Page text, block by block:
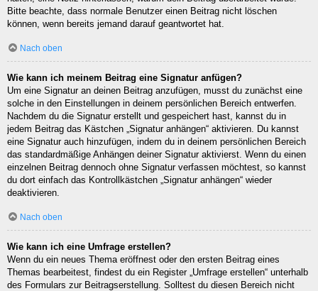
Bitte beachte, dass normale Benutzer einen Beitrag nicht löschen
können, wenn bereits jemand darauf geantwortet hat.
Nach oben
Wie kann ich meinem Beitrag eine Signatur anfügen?
Um eine Signatur an deinen Beitrag anzufügen, musst du zunächst eine
solche in den Einstellungen in deinem persönlichen Bereich entwerfen.
Nachdem du die Signatur erstellt und gespeichert hast, kannst du in
jedem Beitrag das Kästchen „Signatur anhängen“ aktivieren. Du kannst
eine Signatur auch hinzufügen, indem du in deinem persönlichen Bereich
das standardmäßige Anhängen deiner Signatur aktivierst. Wenn du einen
einzelnen Beitrag dennoch ohne Signatur verfassen möchtest, so kannst
du dort einfach das Kontrollkästchen „Signatur anhängen“ wieder
deaktivieren.
Nach oben
Wie kann ich eine Umfrage erstellen?
Wenn du ein neues Thema eröffnest oder den ersten Beitrag eines
Themas bearbeitest, findest du ein Register „Umfrage erstellen“ unterhalb
des Formulars zur Beitragserstellung. Solltest du diesen Bereich nicht